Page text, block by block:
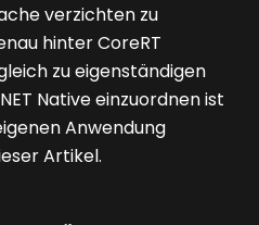
verzichten zu
hinter CoreRT
zu eigenständigen
Native einzuordnen ist
Anwendung
Artikel.